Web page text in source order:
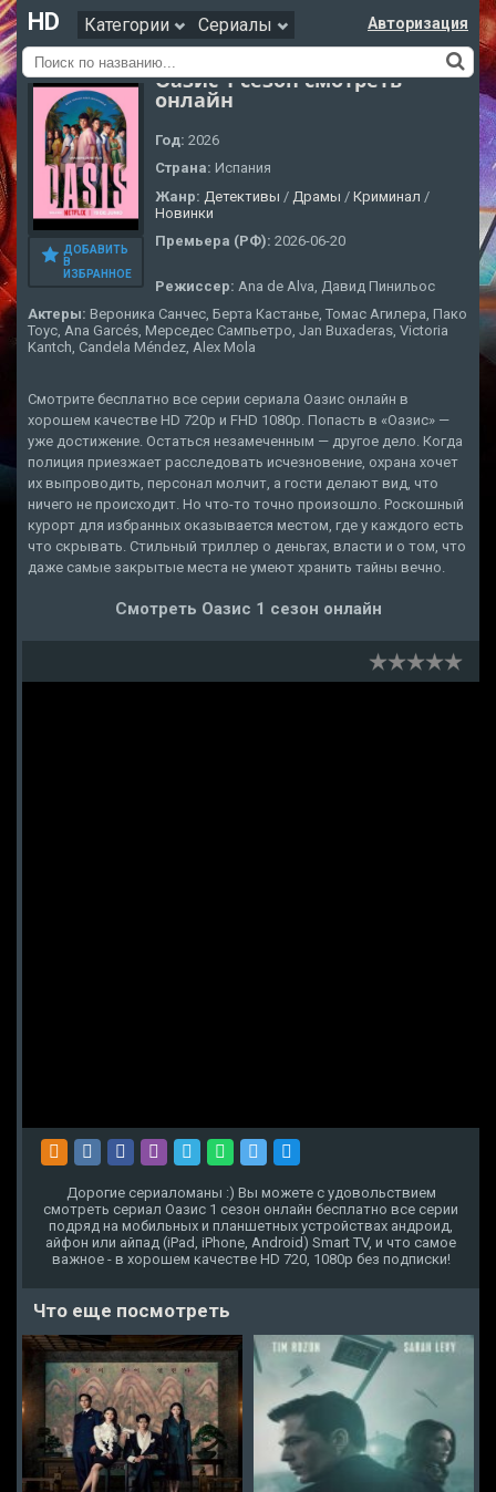
HD Категории Сериалы Авторизация
ДОБАВИТЬ
В
ИЗБРАННОЕ
Оазис 1 сезон смотреть
онлайн
Год: 2026
Страна: Испания
Жанр: Детективы / Драмы / Криминал /
Новинки
Премьера (РФ): 2026-06-20
Режиссер: Ana de Alva, Давид Пинильос
Актеры: Вероника Санчес, Берта Кастанье, Томас Агилера, Пако
Тоус, Ana Garcés, Мерседес Сампьетро, Jan Buxaderas, Victoria
Kantch, Candela Méndez, Alex Mola
Смотрите бесплатно все серии сериала Оазис онлайн в
хорошем качестве HD 720p и FHD 1080p. Попасть в «Оазис» —
уже достижение. Остаться незамеченным — другое дело. Когда
полиция приезжает расследовать исчезновение, охрана хочет
их выпроводить, персонал молчит, а гости делают вид, что
ничего не происходит. Но что-то точно произошло. Роскошный
курорт для избранных оказывается местом, где у каждого есть
что скрывать. Стильный триллер о деньгах, власти и о том, что
даже самые закрытые места не умеют хранить тайны вечно.
Смотреть Оазис 1 сезон онлайн
Дорогие сериаломаны :) Вы можете с удовольствием
смотреть сериал Оазис 1 сезон онлайн бесплатно все серии
подряд на мобильных и планшетных устройствах андроид,
айфон или айпад (iPad, iPhone, Android) Smart TV, и что самое
важное - в хорошем качестве HD 720, 1080p без подписки!
Что еще посмотреть